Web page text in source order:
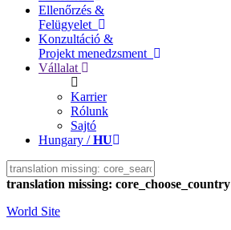
Ellenőrzés &
Felügyelet
Konzultáció &
Projekt menedzsment
Vállalat
Karrier
Rólunk
Sajtó
Hungary /HU
translation missing: core_choose_country
World Site